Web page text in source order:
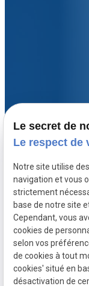
SIRET :
Le secret de
Le respect de
Notre site utilise
navigation et vous
strictement
base de notre site
Cependant, vous
cookies de
selon vos
de cookies à tout
cookies' situé en
désactivation de